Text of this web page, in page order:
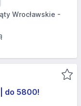
Wrocławskie -
do 5800!